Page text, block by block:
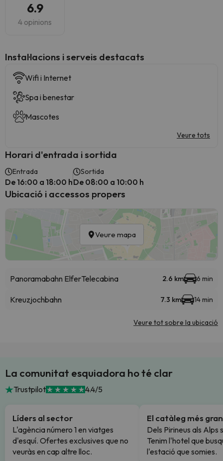
6.9
4 opinions
Instal·lacions i serveis destacats
Wifi i Internet
Spa i benestar
Mascotes
Veure tots
Horari d'entrada i sortida
Entrada
De 16:00 a 18:00 h
Sortida
De 08:00 a 10:00 h
Ubicació i accessos propers
Veure mapa
Panoramabahn ElferTelecabina 2.6 km 6 min
Kreuzjochbahn 7.3 km 14 min
Veure tot sobre la ubicació
La comunitat esquiadora ho té clar
Trustpilot 4.4/5
Líders al sector
L'agència número 1 en viatges
d'esquí. Ofertes exclusives que no
veuràs en cap altre lloc.
El catàleg més gran
Dels Pirineus als Alps
Tenim l'hotel que
l'estació que somies.